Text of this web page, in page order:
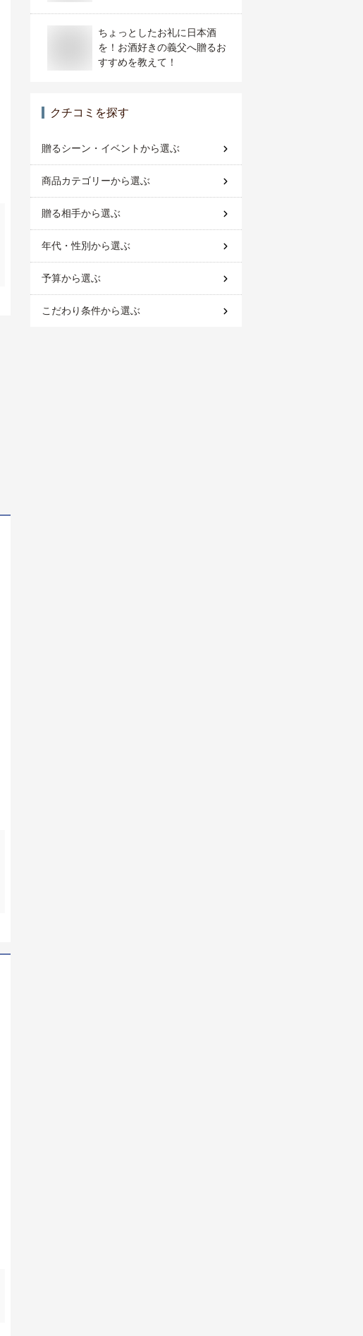
ちょっとしたお礼に日本酒
を！お酒好きの義父へ贈るお
すすめを教えて！
クチコミを探す
贈るシーン・イベントから選ぶ
商品カテゴリーから選ぶ
贈る相手から選ぶ
年代・性別から選ぶ
予算から選ぶ
こだわり条件から選ぶ